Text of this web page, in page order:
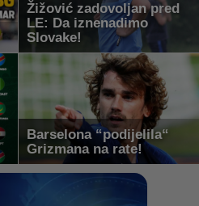
Žižović zadovoljan pred
LE: Da iznenadimo
Slovake!
Barselona “podijelila“
Grizmana na rate!